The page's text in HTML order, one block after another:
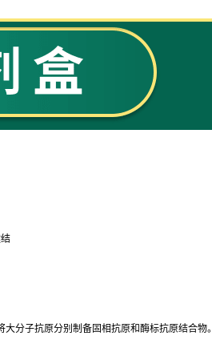
大分子抗原分别制备固相抗原和酶标抗原结合物。